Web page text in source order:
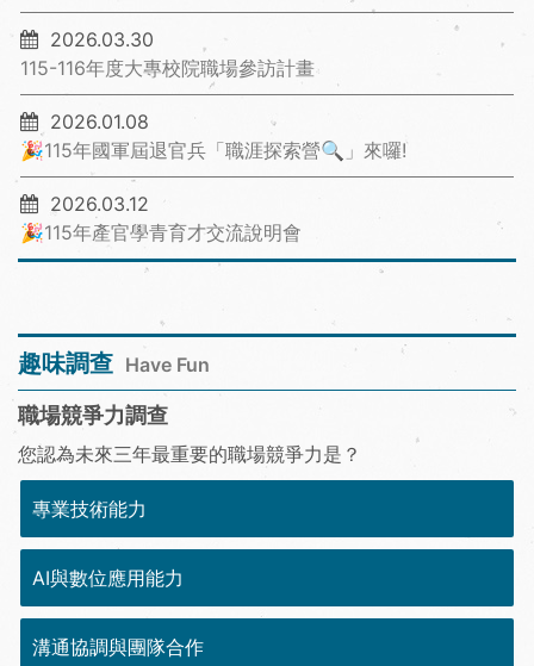
2026.03.30
115-116年度大專校院職場參訪計畫
2026.01.08
🎉115年國軍屆退官兵「職涯探索營🔍」來囉!
2026.03.12
🎉115年產官學青育才交流說明會
趣味調查 Have Fun
職場競爭力調查
您認為未來三年最重要的職場競爭力是？
專業技術能力
AI與數位應用能力
溝通協調與團隊合作